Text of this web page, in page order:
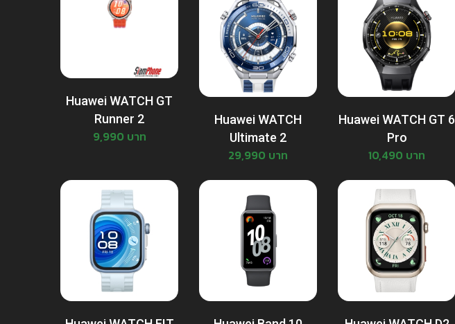
Huawei WATCH GT
Runner 2
9,990 บาท
Huawei WATCH
Ultimate 2
29,990 บาท
Huawei WATCH GT 6
Pro
10,490 บาท